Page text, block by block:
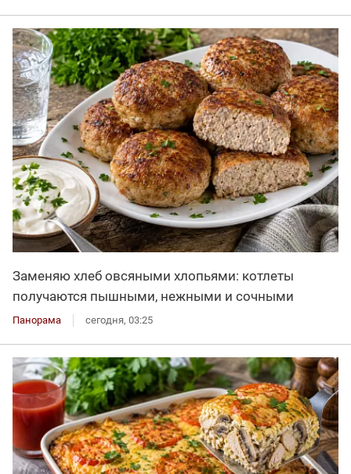
Заменяю хлеб овсяными хлопьями: котлеты
получаются пышными, нежными и сочными
Панорама сегодня, 03:25